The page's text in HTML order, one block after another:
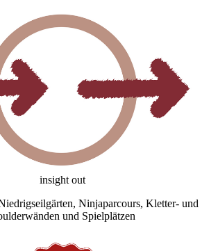
insight out
Ninjaparcours, Kletter- und
und Spielplätzen